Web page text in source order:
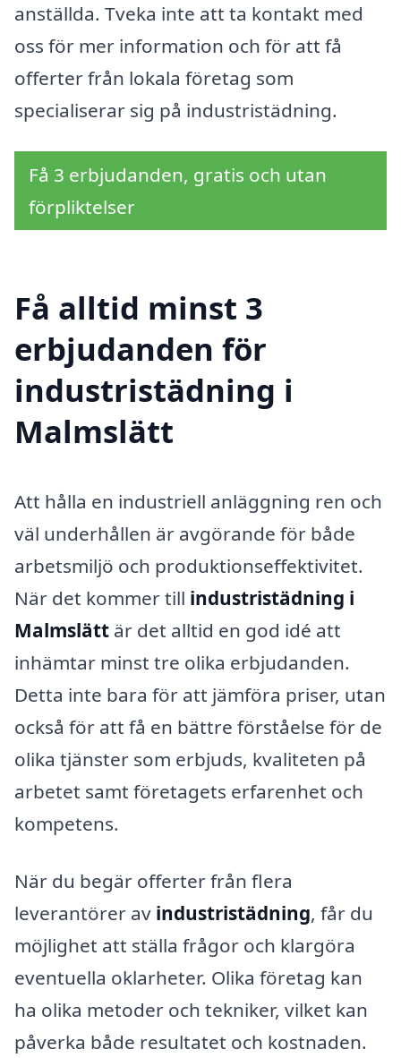
anställda. Tveka inte att ta kontakt med
oss för mer information och för att få
offerter från lokala företag som
specialiserar sig på industristädning.
Få 3 erbjudanden, gratis och utan
förpliktelser
Få alltid minst 3
erbjudanden för
industristädning i
Malmslätt
Att hålla en industriell anläggning ren och
väl underhållen är avgörande för både
arbetsmiljö och produktionseffektivitet.
När det kommer till industristädning i
Malmslätt är det alltid en god idé att
inhämtar minst tre olika erbjudanden.
Detta inte bara för att jämföra priser, utan
också för att få en bättre förståelse för de
olika tjänster som erbjuds, kvaliteten på
arbetet samt företagets erfarenhet och
kompetens.
När du begär offerter från flera
leverantörer av industristädning, får du
möjlighet att ställa frågor och klargöra
eventuella oklarheter. Olika företag kan
ha olika metoder och tekniker, vilket kan
påverka både resultatet och kostnaden.